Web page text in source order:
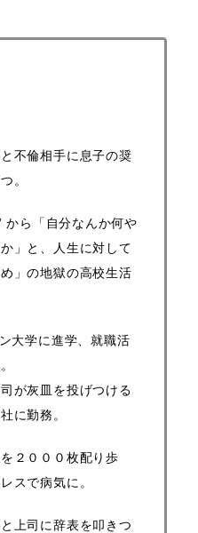
不倫相手に息子の奨
。
から「自分なんか何や
」と、
人生に対して
」の地獄の高校生活
大学に進学、就職活
が灰皿を投げつける
に勤務。
２０００枚配り歩
スで病気に。
上司に辞表を叩きつ